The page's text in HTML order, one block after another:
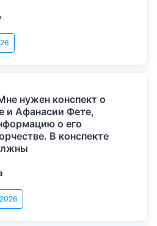
нужен конспект о
и Афанасии Фете,
о его
В конспекте